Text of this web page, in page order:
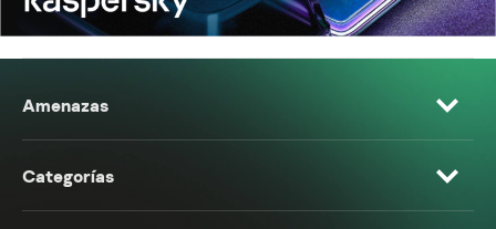
Amenazas
Categorías